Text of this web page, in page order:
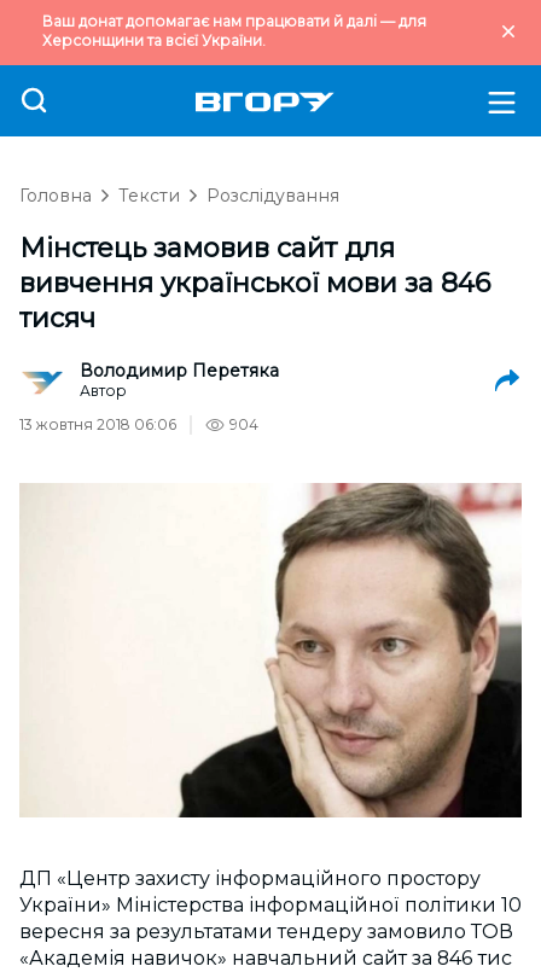
Ваш донат допомагає нам працювати й далі — для
Херсонщини та всієї України.
Головна Тексти Розслідування
Мінстець замовив сайт для
вивчення української мови за 846
тисяч
Володимир Перетяка
Автор
13 жовтня 2018 06:06
904
ДП «Центр захисту інформаційного простору
України» Міністерства інформаційної політики 10
вересня за результатами тендеру замовило ТОВ
«Академія навичок» навчальний сайт за 846 тис